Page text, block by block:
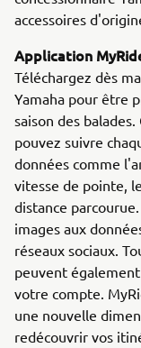
accessoires
Application
Téléchargez dès
Yamaha pour être
saison des
pouvez suivre
données comme
vitesse de pointe,
distance
images aux
réseaux sociaux.
peuvent
votre compte.
une nouvelle
redécouvrir vos